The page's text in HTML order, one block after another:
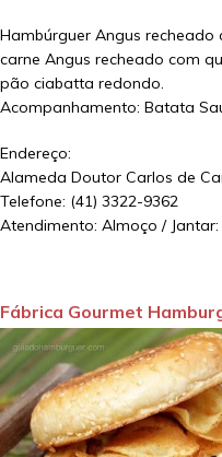
Hambúrguer Angus recheado
carne Angus recheado com
pão ciabatta redondo.
Acompanhamento: Batata
Endereço:
Alameda Doutor Carlos de
Telefone: (41) 3322-9362
Atendimento: Almoço /
Fábrica Gourmet